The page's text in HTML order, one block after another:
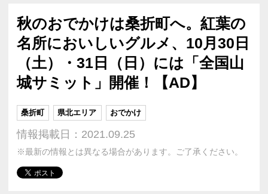
秋のおでかけは桑折町へ。紅葉の
名所においしいグルメ、10月30日
（土）・31日（日）には「全国山
城サミット」開催！【AD】
桑折町 県北エリア おでかけ
情報掲載日：2021.09.25
※最新の情報とは異なる場合があります。ご了承ください。